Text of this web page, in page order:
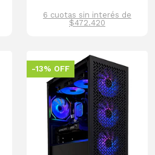
6 cuotas sin interés de
$472.420
-13% OFF